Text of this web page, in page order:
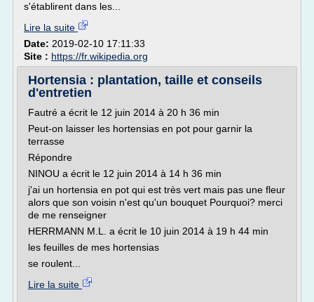
s'établirent dans les...
Lire la suite
Date: 2019-02-10 17:11:33
Site : https://fr.wikipedia.org
Hortensia : plantation, taille et conseils
d'entretien
Fautré a écrit le 12 juin 2014 à 20 h 36 min
Peut-on laisser les hortensias en pot pour garnir la
terrasse
Répondre
NINOU a écrit le 12 juin 2014 à 14 h 36 min
j'ai un hortensia en pot qui est très vert mais pas une fleur
alors que son voisin n'est qu'un bouquet Pourquoi? merci
de me renseigner
HERRMANN M.L. a écrit le 10 juin 2014 à 19 h 44 min
les feuilles de mes hortensias
se roulent...
Lire la suite